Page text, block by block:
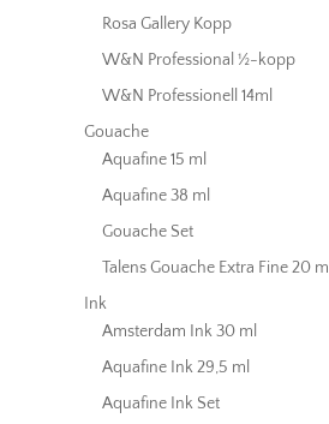
Rosa Gallery Kopp
W&N Professional ½-kopp
W&N Professionell 14ml
Gouache
Aquafine 15 ml
Aquafine 38 ml
Gouache Set
Talens Gouache Extra Fine 20 ml
Ink
Amsterdam Ink 30 ml
Aquafine Ink 29,5 ml
Aquafine Ink Set